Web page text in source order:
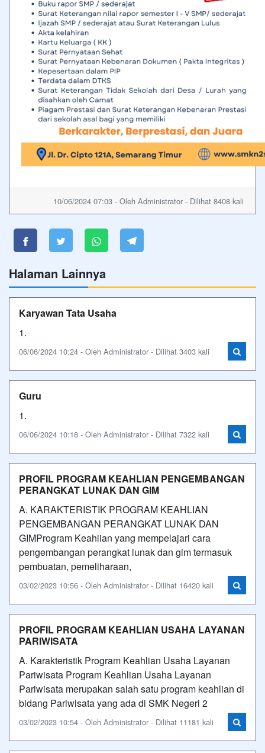
10/06/2024 07:03 - Oleh Administrator - Dilihat 8408 kali
Halaman Lainnya
Karyawan Tata Usaha
1.
06/06/2024 10:24 - Oleh Administrator - Dilihat 3403 kali
Guru
1.
06/06/2024 10:18 - Oleh Administrator - Dilihat 7322 kali
PROFIL PROGRAM KEAHLIAN PENGEMBANGAN
PERANGKAT LUNAK DAN GIM
A. KARAKTERISTIK PROGRAM KEAHLIAN
PENGEMBANGAN PERANGKAT LUNAK DAN
GIMProgram Keahlian yang mempelajari cara
pengembangan perangkat lunak dan gim termasuk
pembuatan, pemeliharaan,
03/02/2023 10:56 - Oleh Administrator - Dilihat 16420 kali
PROFIL PROGRAM KEAHLIAN USAHA LAYANAN
PARIWISATA
A. Karakteristik Program Keahlian Usaha Layanan
Pariwisata Program Keahlian Usaha Layanan
Pariwisata merupakan salah satu program keahlian di
bidang Pariwisata yang ada di SMK Negeri 2
03/02/2023 10:54 - Oleh Administrator - Dilihat 11181 kali